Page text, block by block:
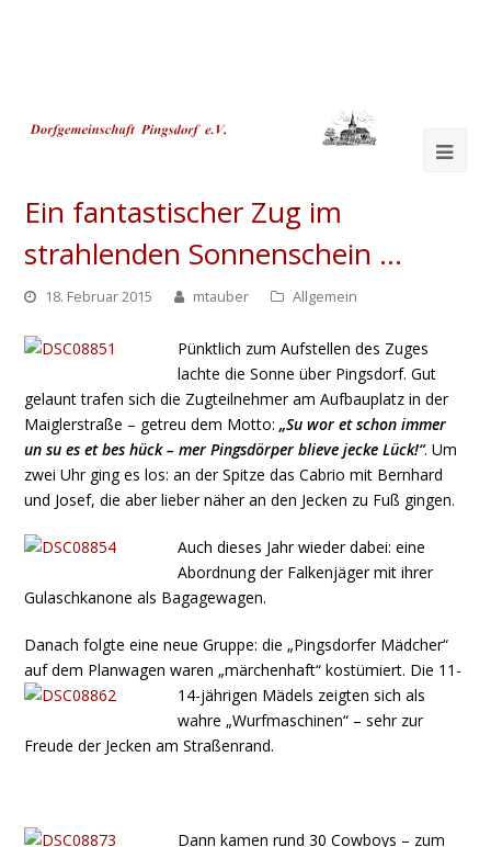
Ein fantastischer Zug im
strahlenden Sonnenschein …
18. Februar 2015 mtauber Allgemein
Pünktlich zum Aufstellen des Zuges
lachte die Sonne über Pingsdorf. Gut
gelaunt trafen sich die Zugteilnehmer am Aufbauplatz in der
Maiglerstraße – getreu dem Motto:„Su wor et schon immer
un su es et bes hück – mer Pingsdörper blieve jecke Lück!“. Um
zwei Uhr ging es los: an der Spitze das Cabrio mit Bernhard
und Josef, die aber lieber näher an den Jecken zu Fuß gingen.
Auch dieses Jahr wieder dabei: eine
Abordnung der Falkenjäger mit ihrer
Gulaschkanone als Bagagewagen.
Danach folgte eine neue Gruppe: die „Pingsdorfer Mädcher“
auf dem Planwagen waren „märchenhaft“ kostümiert. Die 11-
14-jährigen Mädels zeigten sich als
wahre „Wurfmaschinen“ – sehr zur
Freude der Jecken am Straßenrand.
Dann kamen rund 30 Cowboys – zum